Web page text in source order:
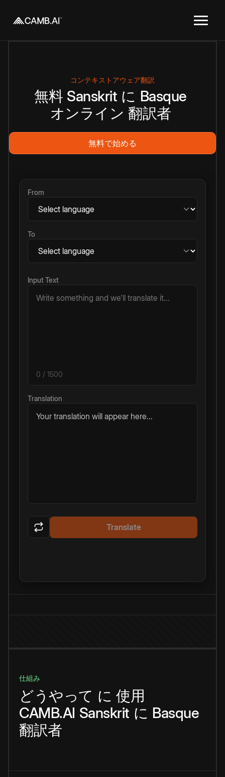
コンテキストアウェア翻訳
無料 Sanskrit に Basque
オンライン 翻訳者
無料で始める
From
To
Input Text
0 / 1500
Translation
Your translation will appear here...
Translate
仕組み
どうやって に 使用
CAMB.AI Sanskrit に Basque
翻訳者